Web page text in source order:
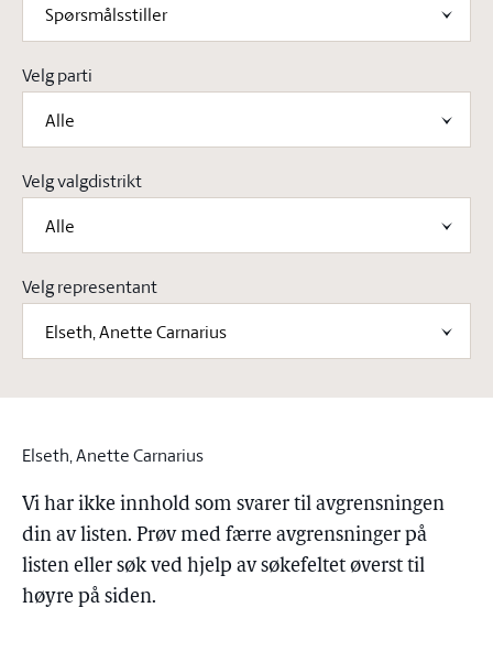
Spørsmålsstiller
Velg parti
Alle
Velg valgdistrikt
Alle
Velg representant
Elseth, Anette Carnarius
Elseth, Anette Carnarius
Vi har ikke innhold som svarer til avgrensningen
din av listen. Prøv med færre avgrensninger på
listen eller søk ved hjelp av søkefeltet øverst til
høyre på siden.